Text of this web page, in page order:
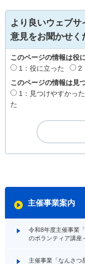
より良いウェブ
意見をお聞かせく
このページの情報は役
1：役に立った
2
このページの情報は見
1：見つけやすかった
た
主催事業案内
令和8年度主催事業
のボランティア講座
主催事業「なんさつ